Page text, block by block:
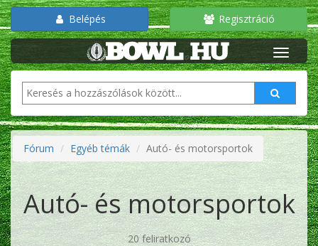
Belépés Regisztráció
Fórum Egyéb témák Autó- és motorsportok
Autó- és motorsportok
20 feliratkozó